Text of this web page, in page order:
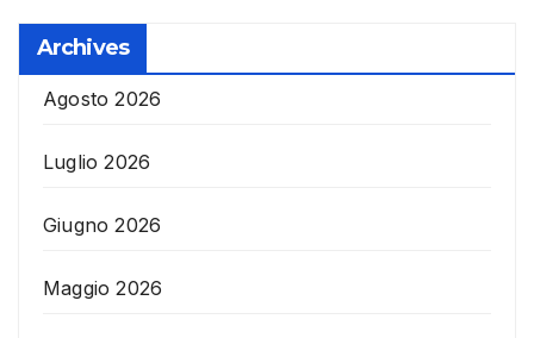
Archives
Agosto 2026
Luglio 2026
Giugno 2026
Maggio 2026